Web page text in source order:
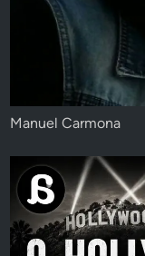
Manuel Carmona